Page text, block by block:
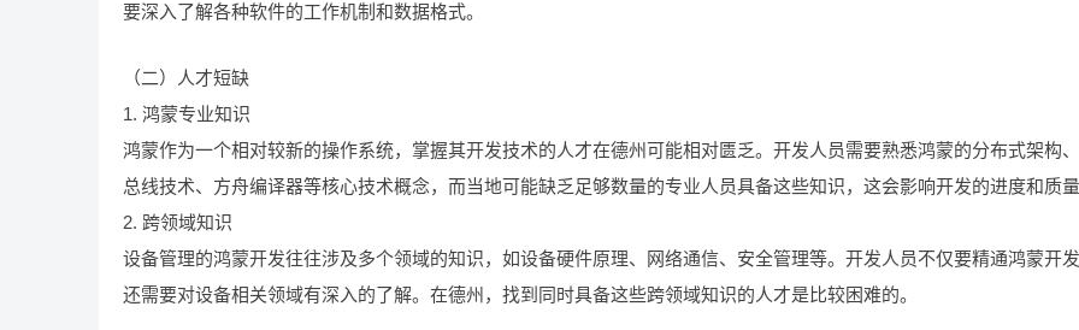
要深入了解各种软件的工作机制和数据格式。
（二）人才短缺
1. 鸿蒙专业知识
鸿蒙作为一个相对较新的操作系统，掌握其开发技术的人才在德州可能相对匮乏。开发人员需要熟悉鸿蒙的分布式架构
总线技术、方舟编译器等核心技术概念，而当地可能缺乏足够数量的专业人员具备这些知识，这会影响开发的进度和质量
2. 跨领域知识
设备管理的鸿蒙开发往往涉及多个领域的知识，如设备硬件原理、网络通信、安全管理等。开发人员不仅要精通鸿蒙开发
还需要对设备相关领域有深入的了解。在德州，找到同时具备这些跨领域知识的人才是比较困难的。